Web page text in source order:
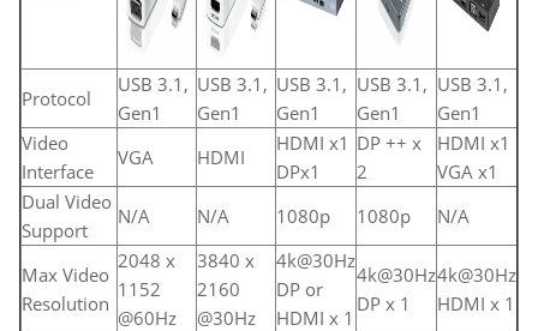
Protocol
USB 3.1,
Gen1
USB 3.1,
Gen1
USB 3.1,
Gen1
USB 3.1,
Gen1
USB 3.1,
Gen1
Video
Interface
VGA HDMI
HDMI x1
DPx1
DP ++ x
2
HDMI x1
VGA x1
Dual Video
Support
N/A N/A 1080p 1080p N/A
Max Video
Resolution
2048 x
1152
@60Hz
3840 x
2160
@30Hz
4k@30Hz
DP or
HDMI x 1
4k@30Hz
DP x 1
4k@30Hz
HDMI x 1